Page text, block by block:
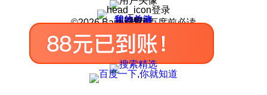
登录
我的关注
我的收藏
皮肤中心
用户反馈
设置
©2026 Baidu 使用百度前必读